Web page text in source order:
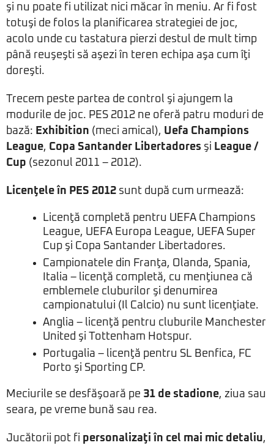
şi nu poate fi utilizat nici măcar în meniu. Ar fi fost
totuşi de folos la planificarea strategiei de joc,
acolo unde cu tastatura pierzi destul de mult timp
până reuşeşti să aşezi în teren echipa aşa cum îţi
doreşti.
Trecem peste partea de control şi ajungem la
modurile de joc. PES 2012 ne oferă patru moduri de
bază: Exhibition (meci amical), Uefa Champions
League, Copa Santander Libertadores şi League /
Cup (sezonul 2011 – 2012).
Licenţele în PES 2012 sunt după cum urmează:
Licenţă completă pentru UEFA Champions
League, UEFA Europa League, UEFA Super
Cup şi Copa Santander Libertadores.
Campionatele din Franţa, Olanda, Spania,
Italia – licenţă completă, cu menţiunea că
emblemele cluburilor şi denumirea
campionatului (Il Calcio) nu sunt licenţiate.
Anglia – licenţă pentru cluburile Manchester
United şi Tottenham Hotspur.
Portugalia – licenţă pentru SL Benfica, FC
Porto şi Sporting CP.
Meciurile se desfăşoară pe 31 de stadione, ziua sau
seara, pe vreme bună sau rea.
Jucătorii pot fi personalizaţi în cel mai mic detaliu,